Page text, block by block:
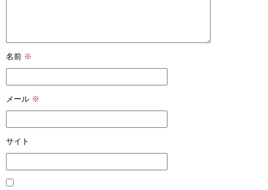
名前 ※
メール ※
サイト